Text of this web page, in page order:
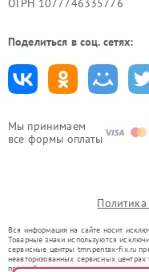
Мы принимаем
все формы оплаты
Поделиться в соц. сетях:
Вся информация на сайте носит
Товарные знаки используются
сервисные центры tmn.pentax-fix.ru
неавторизованных сервисных
правообладателями товарных знаков